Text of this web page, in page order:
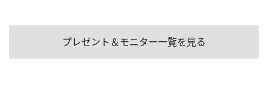
プレゼント＆モニター一覧を見る